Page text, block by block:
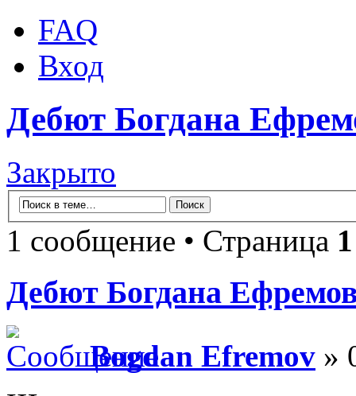
FAQ
Вход
Дебют Богдана
Закрыто
1 сообщение • Страница 1
Дебют Богдана
Bogdan Efremov »